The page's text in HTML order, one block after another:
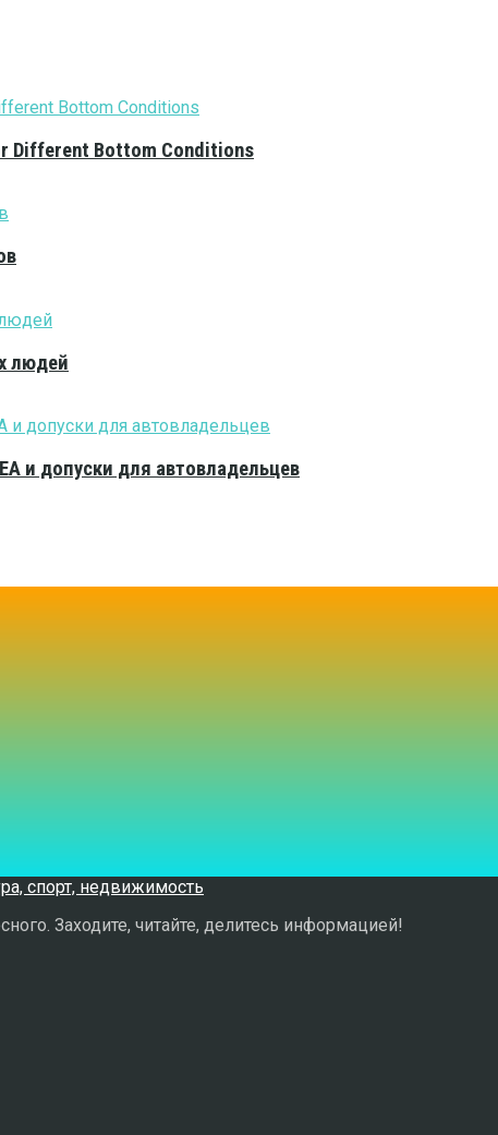
Different Bottom Conditions
людей
и допуски для автовладельцев
Заходите, читайте, делитесь информацией!